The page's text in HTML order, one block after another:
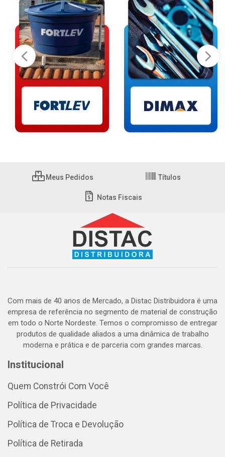
Meus Pedidos Títulos
Notas Fiscais
Com mais de 40 anos de Mercado, a Distac Distribuidora é uma
empresa de referência no segmento de material de construção
em todo o Norte Nordeste. Temos o compromisso de entregar
produtos de qualidade aliados a uma dinâmica de trabalho
moderna e prática e de parceria com grandes marcas.
Institucional
Quem Constrói Com Você
Política de Privacidade
Política de Troca e Devolução
Política de Retirada